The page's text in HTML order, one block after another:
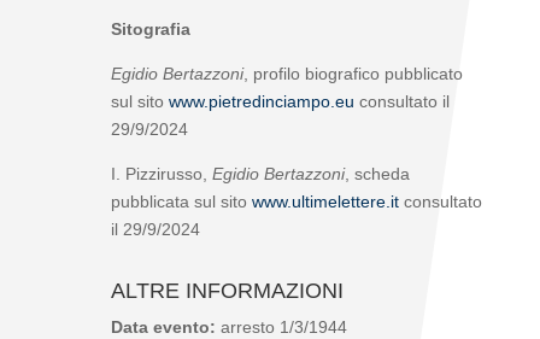
Sitografia
Egidio Bertazzoni, profilo biografico pubblicato
sul sito www.pietredinciampo.eu consultato il
29/9/2024
I. Pizzirusso, Egidio Bertazzoni, scheda
pubblicata sul sito www.ultimelettere.itconsultato
il 29/9/2024
ALTRE INFORMAZIONI
Data evento: arresto 1/3/1944